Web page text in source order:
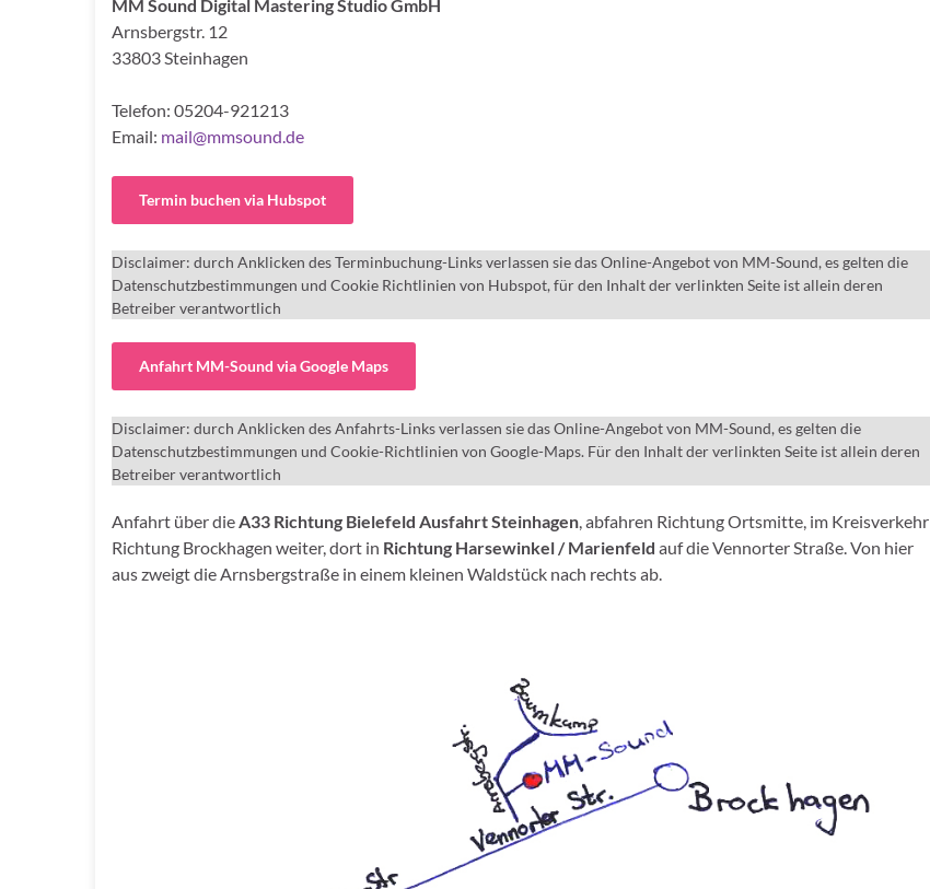
MM Sound Digital Mastering Studio GmbH
Arnsbergstr. 12
33803 Steinhagen
Telefon: 05204-921213
Email: mail@mmsound.de
Termin buchen via Hubspot
Disclaimer: durch Anklicken des Terminbuchung-Links verlassen sie das Online-Angebot von MM-Sound, es gelten die
Datenschutzbestimmungen und Cookie Richtlinien von Hubspot, für den Inhalt der verlinkten Seite ist allein deren
Betreiber verantwortlich
Anfahrt MM-Sound via Google Maps
Disclaimer: durch Anklicken des Anfahrts-Links verlassen sie das Online-Angebot von MM-Sound, es gelten die
Datenschutzbestimmungen und Cookie-Richtlinien von Google-Maps. Für den Inhalt der verlinkten Seite ist allein deren
Betreiber verantwortlich
Anfahrt über dieA33 Richtung Bielefeld Ausfahrt Steinhagen, abfahren Richtung Ortsmitte, im Kreisverkehr
Richtung Brockhagen weiter, dort in Richtung Harsewinkel / Marienfeld auf die Vennorter Straße. Von hier
aus zweigt die Arnsbergstraße in einem kleinen Waldstück nach rechts ab.